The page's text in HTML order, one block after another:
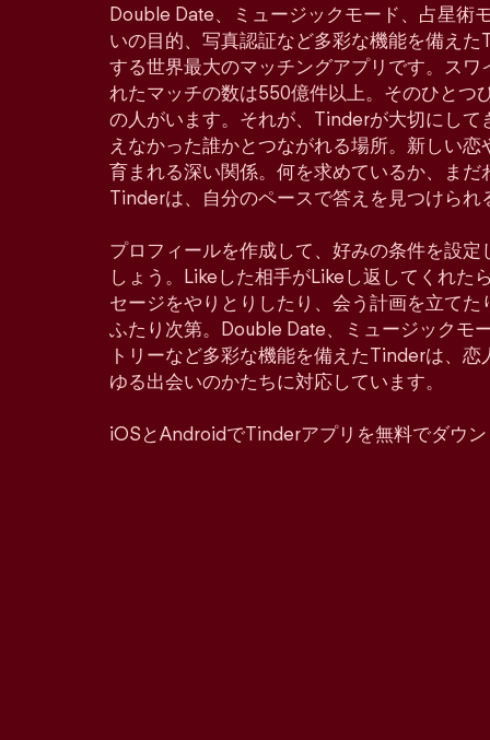
Double Date、ミュージックモード、占星術
いの目的、写真認証など多彩な機能を備え
する世界最大のマッチングアプリです。ス
れたマッチの数は550億件以上。そのひとつ
の人がいます。それが、Tinderが大切にして
えなかった誰かとつながれる場所。新しい
育まれる深い関係。何を求めているか、まだ
Tinderは、自分のペースで答えを見つけられ
プロフィールを作成して、好みの条件を設
しょう。Likeした相手がLikeし返してくれた
セージをやりとりしたり、会う計画を立て
ふたり次第。Double Date、ミュージックモ
トリーなど多彩な機能を備えたTinderは、
ゆる出会いのかたちに対応しています。
iOSとAndroidでTinderアプリを無料でダウ